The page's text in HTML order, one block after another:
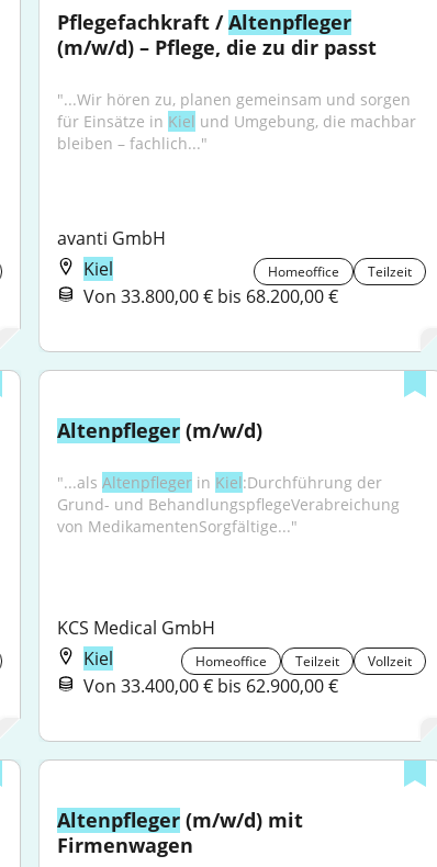
Pflegefachkraft / Altenpfleger
(m/w/d) – Pflege, die zu dir passt
"...Wir hören zu, planen gemeinsam und sorgen
für Einsätze in Kiel und Umgebung, die machbar
bleiben – fachlich..."
avanti GmbH
Kiel
Homeoffice Teilzeit
Von 33.800,00 € bis 68.200,00 €
Altenpfleger (m/w/d)
"...als Altenpfleger in Kiel:Durchführung der
Grund- und BehandlungspflegeVerabreichung
von MedikamentenSorgfältige..."
KCS Medical GmbH
Kiel
Homeoffice Teilzeit Vollzeit
Von 33.400,00 € bis 62.900,00 €
Altenpfleger (m/w/d) mit
Firmenwagen